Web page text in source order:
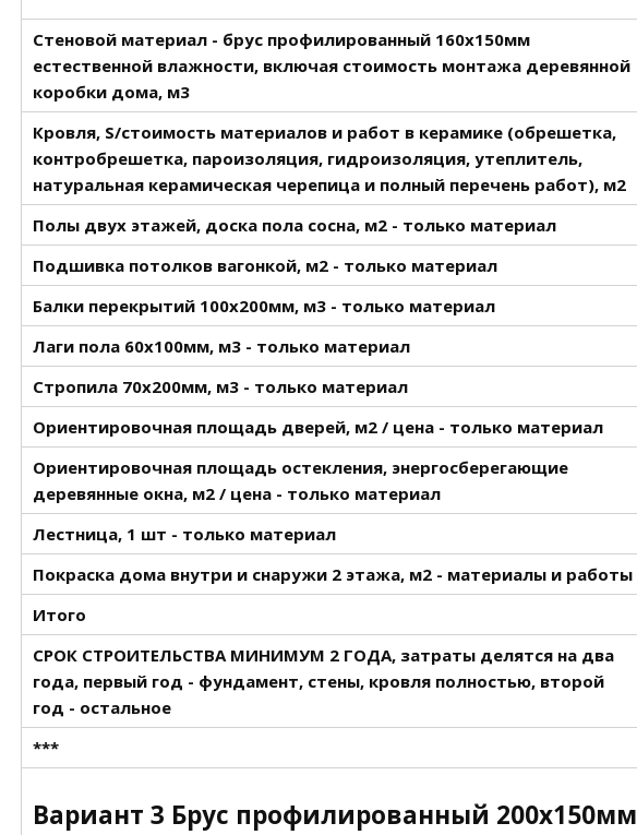
Стеновой материал - брус профилированный 160х150мм
естественной влажности, включая стоимость монтажа деревянной
коробки дома, м3
Кровля, S/стоимость материалов и работ в керамике (обрешетка,
контробрешетка, пароизоляция, гидроизоляция, утеплитель,
натуральная керамическая черепица и полный перечень работ), м2
Полы двух этажей, доска пола сосна, м2 - только материал
Подшивка потолков вагонкой, м2 - только материал
Балки перекрытий 100х200мм, м3 - только материал
Лаги пола 60х100мм, м3 - только материал
Стропила 70х200мм, м3 - только материал
Ориентировочная площадь дверей, м2 / цена - только материал
Ориентировочная площадь остекления, энергосберегающие
деревянные окна, м2 / цена - только материал
Лестница, 1 шт - только материал
Покраска дома внутри и снаружи 2 этажа, м2 - материалы и работы
Итого
СРОК СТРОИТЕЛЬСТВА МИНИМУМ 2 ГОДА, затраты делятся на два
года, первый год - фундамент, стены, кровля полностью, второй
год - остальное
***
Вариант 3 Брус профилированный 200х150мм